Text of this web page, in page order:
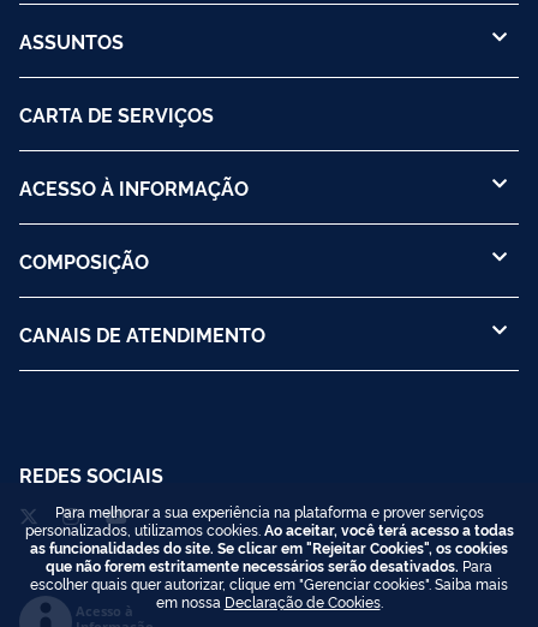
ASSUNTOS
CARTA DE SERVIÇOS
ACESSO À INFORMAÇÃO
COMPOSIÇÃO
CANAIS DE ATENDIMENTO
REDES SOCIAIS
Acesso à
Para melhorar a sua experiência na plataforma e prover serviços
personalizados, utilizamos cookies. Ao aceitar, você terá acesso a todas
as funcionalidades do site. Se clicar em "Rejeitar Cookies", os cookies
que não forem estritamente necessários serão desativados. Para
escolher quais quer autorizar, clique em "Gerenciar cookies". Saiba mais
em nossa Declaração de Cookies.